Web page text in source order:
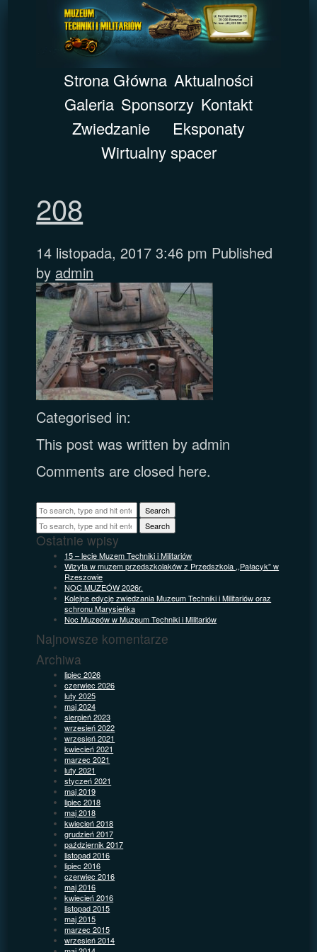
Strona Główna Aktualności
Galeria Sponsorzy Kontakt
Zwiedzanie
Eksponaty
Wirtualny spacer
208
14 listopada, 2017 3:46 pm Published
by admin
Categorised in:
This post was written by admin
Comments are closed here.
Search
Search
Ostatnie wpisy
15 – lecie Muzem Techniki i Militariów
Wizyta w muzem przedszkolaków z Przedszkola ,,Pałacyk” w
Rzeszowie
NOC MUZEÓW 2026r.
Kolejne edycje zwiedzania Muzeum Techniki i Militariów oraz
schronu Marysieńka
Noc Muzeów w Muzeum Techniki i Militariów
Najnowsze komentarze
Archiwa
lipiec 2026
czerwiec 2026
luty 2025
maj 2024
sierpień 2023
wrzesień 2022
wrzesień 2021
kwiecień 2021
marzec 2021
luty 2021
styczeń 2021
maj 2019
lipiec 2018
maj 2018
kwiecień 2018
grudzień 2017
październik 2017
listopad 2016
lipiec 2016
czerwiec 2016
maj 2016
kwiecień 2016
listopad 2015
maj 2015
marzec 2015
wrzesień 2014